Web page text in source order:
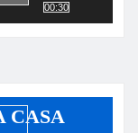
00:30
CASA